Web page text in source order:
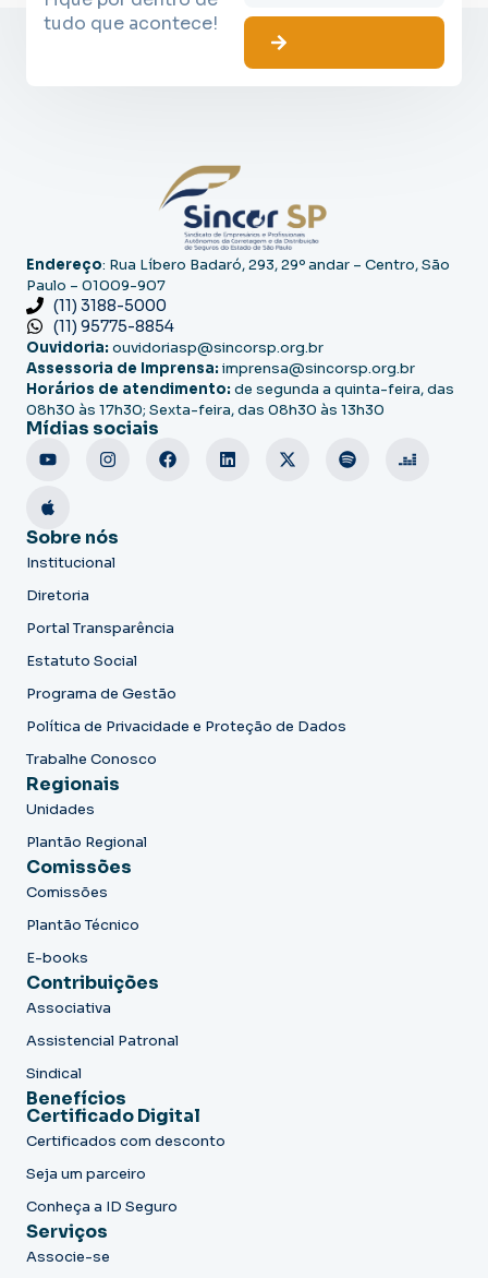
tudo que acontece!
Endereço: Rua Líbero Badaró, 293, 29º andar – Centro, São
Paulo – 01009-907
(11) 3188-5000
(11) 95775-8854
Ouvidoria: ouvidoriasp@sincorsp.org.br
Assessoria de Imprensa: imprensa@sincorsp.org.br
Horários de atendimento: de segunda a quinta-feira, das
08h30 às 17h30; Sexta-feira, das 08h30 às 13h30
Mídias sociais
Sobre nós
Institucional
Diretoria
Portal Transparência
Estatuto Social
Programa de Gestão
Política de Privacidade e Proteção de Dados
Trabalhe Conosco
Regionais
Unidades
Plantão Regional
Comissões
Comissões
Plantão Técnico
E-books
Contribuições
Associativa
Assistencial Patronal
Sindical
Benefícios
Certificado Digital
Certificados com desconto
Seja um parceiro
Conheça a ID Seguro
Serviços
Associe-se